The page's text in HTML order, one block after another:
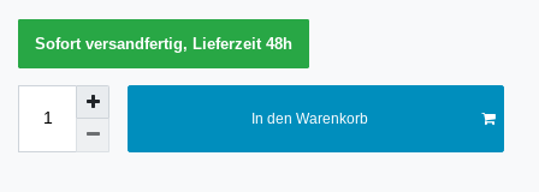
Sofort versandfertig, Lieferzeit 48h
In den Warenkorb